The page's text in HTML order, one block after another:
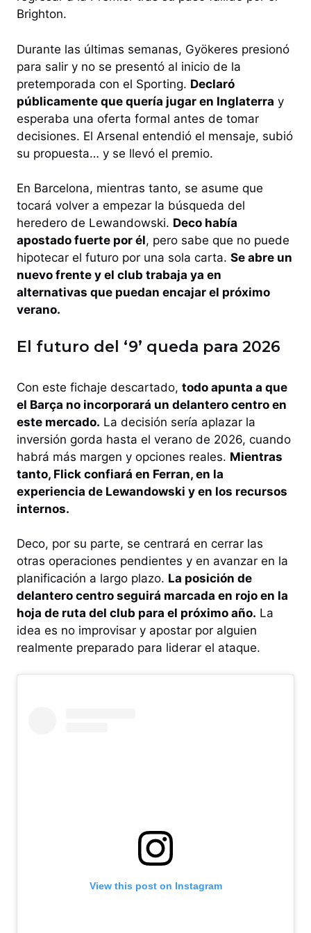
Brighton.
Durante las últimas semanas, Gyökeres presionó
para salir y no se presentó al inicio de la
pretemporada con el Sporting. Declaró
públicamente que quería jugar en Inglaterra y
esperaba una oferta formal antes de tomar
decisiones. El Arsenal entendió el mensaje, subió
su propuesta… y se llevó el premio.
En Barcelona, mientras tanto, se asume que
tocará volver a empezar la búsqueda del
heredero de Lewandowski. Deco había
apostado fuerte por él, pero sabe que no puede
hipotecar el futuro por una sola carta. Se abre un
nuevo frente y el club trabaja ya en
alternativas que puedan encajar el próximo
verano.
El futuro del ‘9’ queda para 2026
Con este fichaje descartado, todo apunta a que
el Barça no incorporará un delantero centro en
este mercado. La decisión sería aplazar la
inversión gorda hasta el verano de 2026, cuando
habrá más margen y opciones reales. Mientras
tanto, Flick confiará en Ferran, en la
experiencia de Lewandowski y en los recursos
internos.
Deco, por su parte, se centrará en cerrar las
otras operaciones pendientes y en avanzar en la
planificación a largo plazo. La posición de
delantero centro seguirá marcada en rojo en la
hoja de ruta del club para el próximo año. La
idea es no improvisar y apostar por alguien
realmente preparado para liderar el ataque.
View this post on Instagram